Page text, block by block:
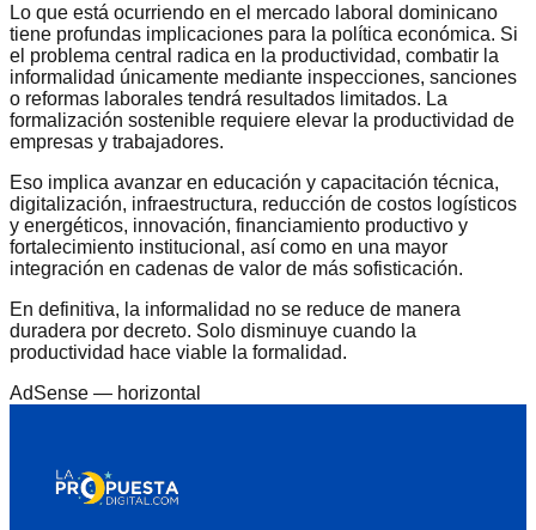
Lo que está ocurriendo en el mercado laboral dominicano
tiene profundas implicaciones para la política económica. Si
el problema central radica en la productividad, combatir la
informalidad únicamente mediante inspecciones, sanciones
o reformas laborales tendrá resultados limitados. La
formalización sostenible requiere elevar la productividad de
empresas y trabajadores.
Eso implica avanzar en educación y capacitación técnica,
digitalización, infraestructura, reducción de costos logísticos
y energéticos, innovación, financiamiento productivo y
fortalecimiento institucional, así como en una mayor
integración en cadenas de valor de más sofisticación.
En definitiva, la informalidad no se reduce de manera
duradera por decreto. Solo disminuye cuando la
productividad hace viable la formalidad.
AdSense — horizontal